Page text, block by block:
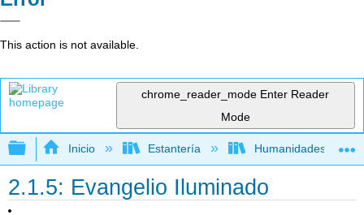
This action is not available.
chrome_reader_mode Enter Reader
Mode
Expandir/contraer jerarquía global
Inicio Estantería Humanidades
2.1.5: Evangelio Iluminado